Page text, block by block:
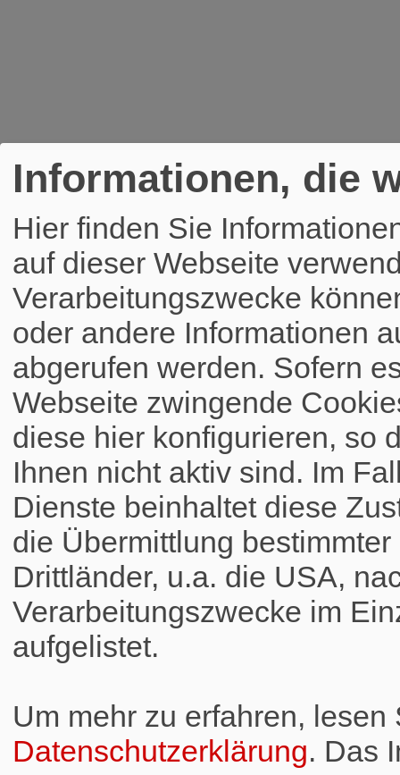
Informationen, die
Hier finden Sie
auf dieser Webseite
Verarbeitungszwecke
oder andere Informationen
abgerufen werden. Sofern
Webseite zwingende
diese hier konfigurieren, so
Ihnen nicht aktiv sind. Im
Dienste beinhaltet diese
die Übermittlung
Drittländer, u.a. die USA,
Verarbeitungszwecke im
aufgelistet.
Um mehr zu erfahren, lesen
Datenschutzerklärung. Das